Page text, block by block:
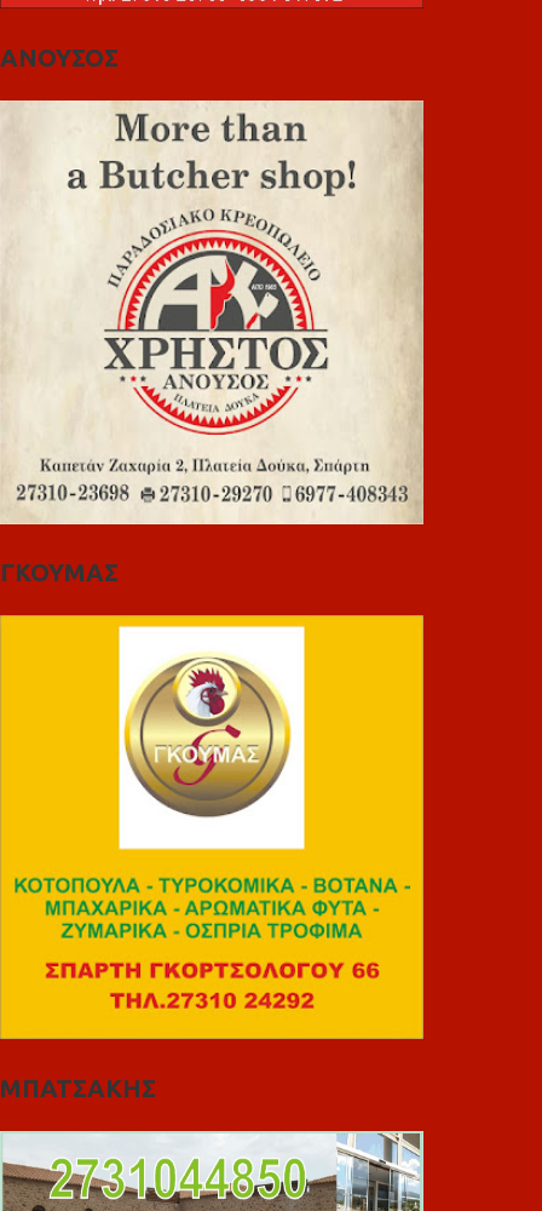
ΑΝΟΥΣΟΣ
ΓΚΟΥΜΑΣ
ΜΠΑΤΣΑΚΗΣ